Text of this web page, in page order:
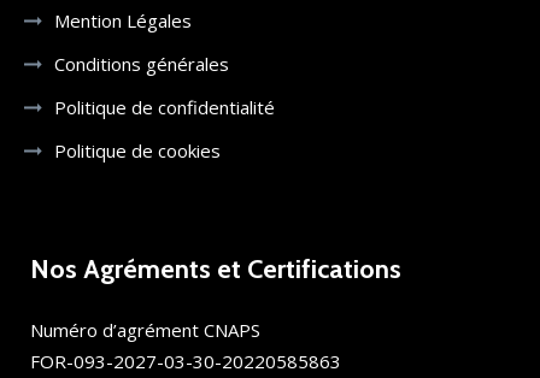
Mention Légales
Conditions générales
Politique de confidentialité
Politique de cookies
Nos Agréments et Certifications
Numéro d’agrément CNAPS
FOR-093-2027-03-30-20220585863